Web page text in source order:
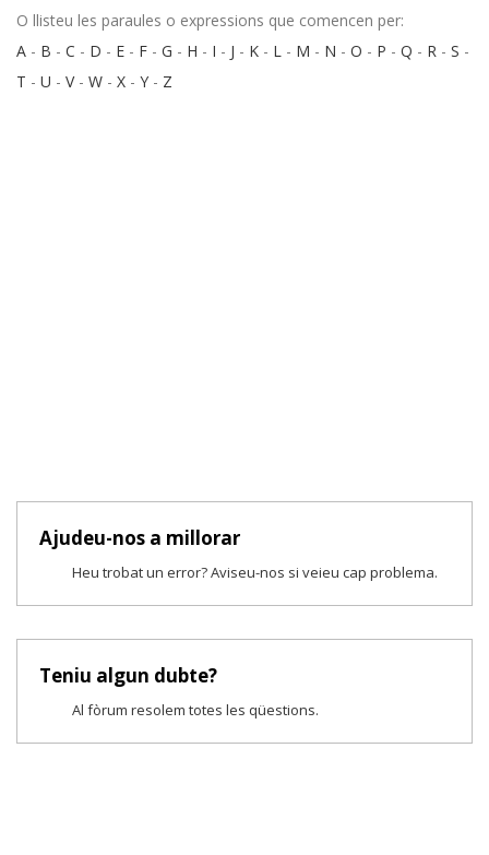
O llisteu les paraules o expressions que comencen per:
A - B - C - D - E - F - G - H - I - J - K - L - M - N - O - P - Q - R - S -
T - U - V- W - X - Y - Z
Ajudeu-nos a millorar
Heu trobat un error? Aviseu-nos si veieu cap problema.
Teniu algun dubte?
Al fòrum resolem totes les qüestions.